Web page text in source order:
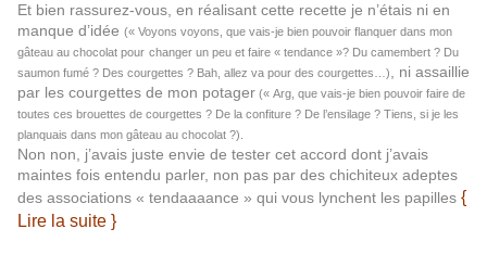
Et bien rassurez-vous, en réalisant cette recette je n’étais ni en
manque d’idée (« Voyons voyons, que vais-je bien pouvoir flanquer dans mon
gâteau au chocolat pour changer un peu et faire « tendance »? Du camembert ? Du
saumon fumé ? Des courgettes ? Bah, allez va pour des courgettes…)
, ni assaillie
par les courgettes de mon potager (« Arg, que vais-je bien pouvoir faire de
toutes ces brouettes de courgettes ? De la confiture ? De l’ensilage ? Tiens, si je les
planquais dans mon gâteau au chocolat ?).
Non non, j’avais juste envie de tester cet accord dont j’avais
maintes fois entendu parler, non pas par des chichiteux adeptes
des associations « tendaaaance » qui vous lynchent les papilles {
Lire la suite }